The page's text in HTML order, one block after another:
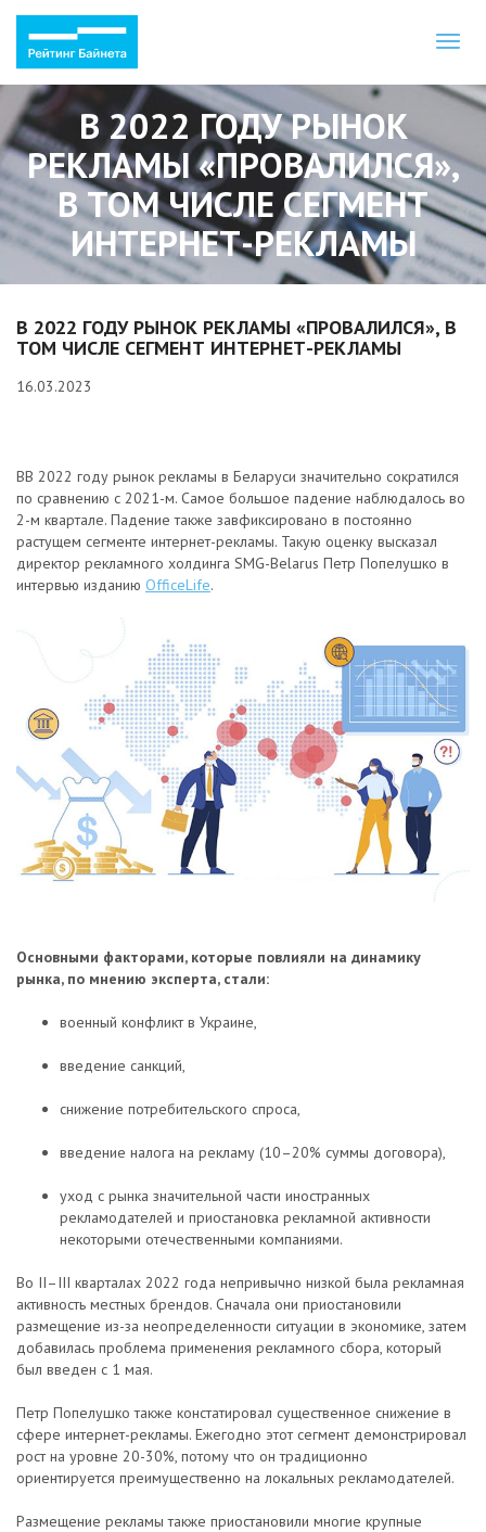
В 2022 ГОДУ РЫНОК
РЕКЛАМЫ «ПРОВАЛИЛСЯ»,
В ТОМ ЧИСЛЕ СЕГМЕНТ
ИНТЕРНЕТ-РЕКЛАМЫ
В 2022 ГОДУ РЫНОК РЕКЛАМЫ «ПРОВАЛИЛСЯ», В
ТОМ ЧИСЛЕ СЕГМЕНТ ИНТЕРНЕТ-РЕКЛАМЫ
16.03.2023
ВВ 2022 году рынок рекламы в Беларуси значительно сократился
по сравнению с 2021-м. Самое большое падение наблюдалось во
2-м квартале. Падение также завфиксировано в постоянно
растущем сегменте интернет-рекламы. Такую оценку высказал
директор рекламного холдинга SMG-Belarus Петр Попелушко в
интервью изданию OfficeLife.
Основными факторами, которые повлияли на динамику
рынка, по мнению эксперта, стали:
военный конфликт в Украине,
введение санкций,
снижение потребительского спроса,
введение налога на рекламу (10–20% суммы договора),
уход с рынка значительной части иностранных
рекламодателей и приостановка рекламной активности
некоторыми отечественными компаниями.
Во II–III кварталах 2022 года непривычно низкой была рекламная
активность местных брендов. Сначала они приостановили
размещение из-за неопределенности ситуации в экономике, затем
добавилась проблема применения рекламного сбора, который
был введен с 1 мая.
Петр Попелушко также констатировал существенное снижение в
сфере интернет-рекламы. Ежегодно этот сегмент демонстрировал
рост на уровне 20-30%, потому что он традиционно
ориентируется преимущественно на локальных рекламодателей.
Размещение рекламы также приостановили многие крупные